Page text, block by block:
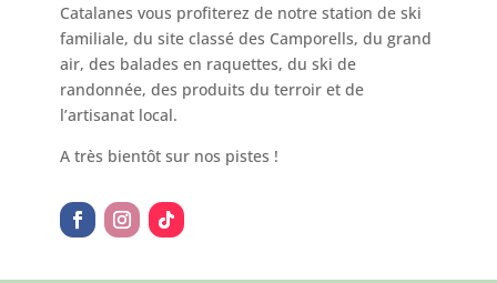
Catalanes vous profiterez de notre station de ski
familiale, du site classé des Camporells, du grand
air, des balades en raquettes, du ski de
randonnée, des produits du terroir et de
l’artisanat local.
A très bientôt sur nos pistes !